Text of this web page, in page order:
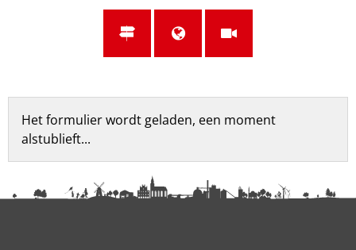
Feedbackformulier
Het formulier wordt geladen, een moment
alstublieft...